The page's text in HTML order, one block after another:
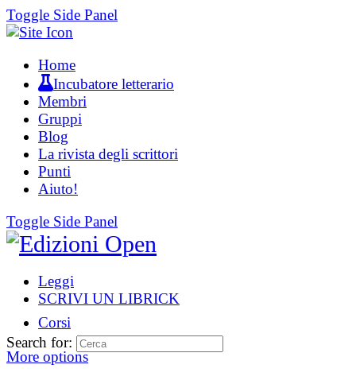
Toggle Side Panel
Home
Incubatore letterario
Membri
Gruppi
Blog
La rivista degli scrittori
Punti
Aiuto!
Toggle Side Panel
Leggi
SCRIVI UN LIBRICK
Corsi
More options
Search for: